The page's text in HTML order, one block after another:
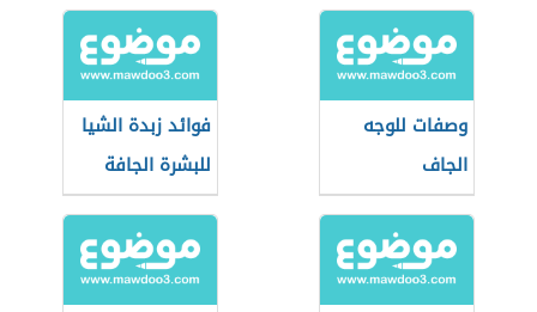
وصفات للوجه
الجاف
فوائد زبدة الشيا
للبشرة الجافة